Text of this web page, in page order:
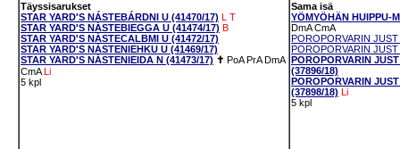
Täyssisarukset
STAR YARD'S NÁSTEBÁRDNI U (41470/17) L T
STAR YARD'S NÁSTEBIEGGA U (41474/17) B
STAR YARD'S NÁSTECALBMI U (41472/17)
STAR YARD'S NÁSTENIEHKU U (41469/17)
STAR YARD'S NÁSTENIEIDA N (41473/17) ✝ PoA PrA DmA
CmA Li
5 kpl
Sama isä
YÖMYÖHÄN HUIPPU-
DmA CmA
POROPORVARIN
POROPORVARIN
POROPORVARIN
(37896/18)
POROPORVARIN
(37898/18) Li
5 kpl